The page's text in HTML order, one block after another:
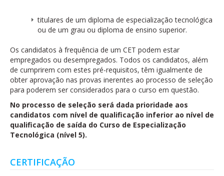
titulares de um diploma de especialização tecnológica
ou de um grau ou diploma de ensino superior.
Os candidatos à frequência de um CET podem estar
empregados ou desempregados. Todos os candidatos, além
de cumprirem com estes pré-requisitos, têm igualmente de
obter aprovação nas provas inerentes ao processo de seleção
para poderem ser considerados para o curso em questão.
No processo de seleção será dada prioridade aos
candidatos com nível de qualificação inferior ao nível de
qualificação de saída do Curso de Especialização
Tecnológica (nível 5).
CERTIFICAÇÃO